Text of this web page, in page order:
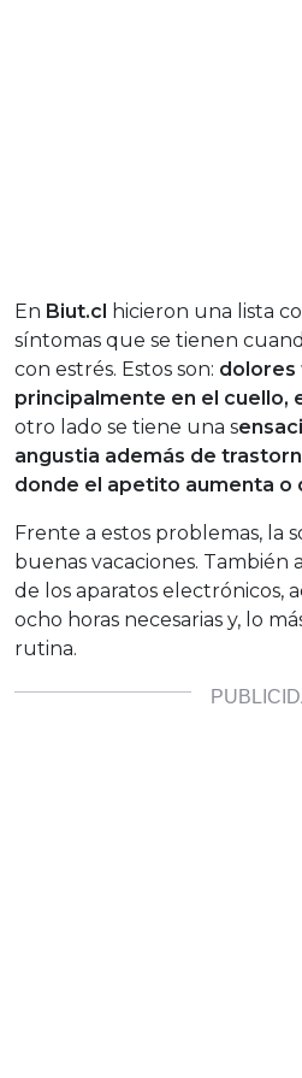
En Biut.cl hicieron una lista
síntomas que se tienen
con estrés. Estos son: dolores
principalmente en el cuello,
otro lado se tiene una s
angustia además de
donde el apetito aumenta o
Frente a estos problemas, la
buenas vacaciones. También
de los aparatos electrónicos,
ocho horas necesarias y, lo
rutina.